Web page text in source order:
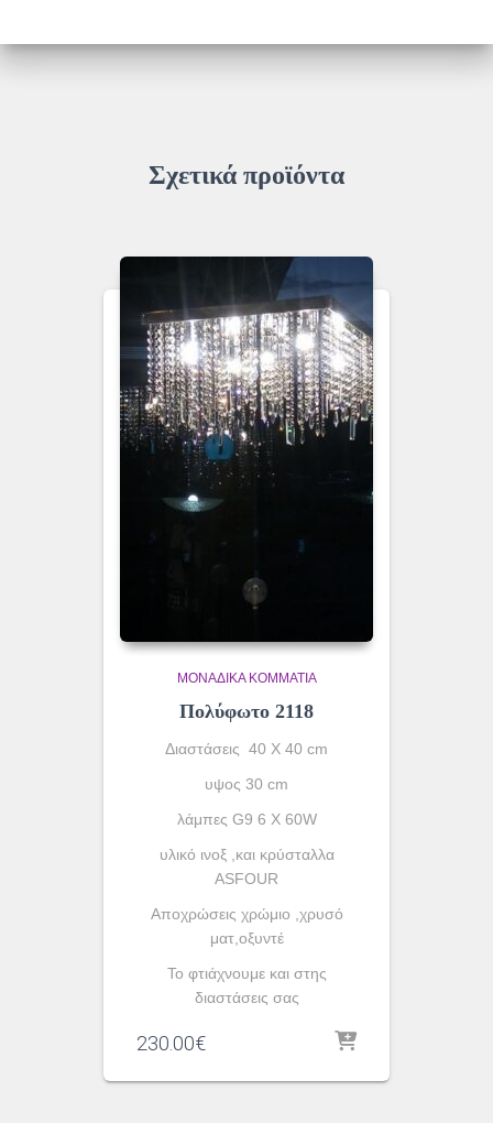
Σχετικά προϊόντα
ΜΟΝΆΔΙΚΑ ΚΟΜΜΆΤΙΑ
Πολύφωτο 2118
Διαστάσεις 40 Χ 40 cm
υψος 30 cm
λάμπες G9 6 X 60W
υλικό ινοξ ,και κρύσταλλα
ASFOUR
Aποχρώσεις χρώμιο ,χρυσό
ματ,οξυντέ
To φτιάχνουμε και στης
διαστάσεις σας
230.00€